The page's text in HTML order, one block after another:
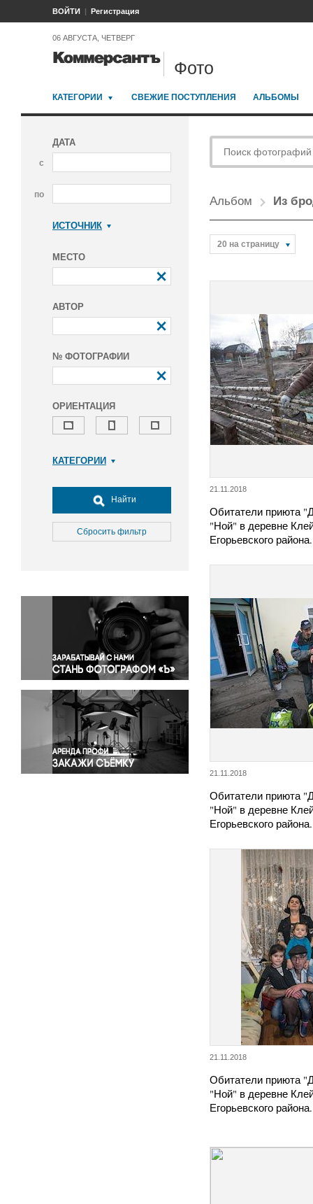
ВОЙТИ Регистрация
06 АВГУСТА, ЧЕТВЕРГ
Фото
КАТЕГОРИИ СВЕЖИЕ ПОСТУПЛЕНИЯ АЛЬБОМЫ
ДАТА
с
по
ИСТОЧНИК
МЕСТО
АВТОР
№ ФОТОГРАФИИ
ОРИЕНТАЦИЯ
КАТЕГОРИИ
Досуг, туризм и отдых
Культура
Медицина
Окружающая среда
Политика
Правосудие
Происшествия и конфликты
Религия
Светская жизнь
Спорт
Экология
Экономика и бизнес
Найти
Сбросить фильтр
Альбом Из
20 на страницу
21.11.2018
Обитатели приюта
"Ной" в деревне
Егорьевского района.
21.11.2018
Обитатели приюта
"Ной" в деревне
Егорьевского района.
21.11.2018
Обитатели приюта
"Ной" в деревне
Егорьевского района.